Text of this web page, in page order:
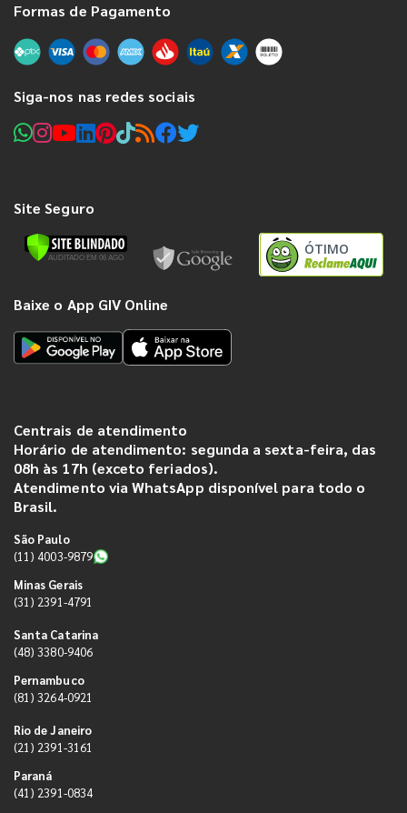
Formas de Pagamento
Siga-nos nas redes sociais
Site Seguro
ÓTIMO
Baixe o App GIV Online
Centrais de atendimento
Horário de atendimento: segunda a sexta-feira, das
08h às 17h (exceto feriados).
Atendimento via WhatsApp disponível para todo o
Brasil.
São Paulo
(11) 4003-9879
Minas Gerais
(31) 2391-4791
Santa Catarina
(48) 3380-9406
Pernambuco
(81) 3264-0921
Rio de Janeiro
(21) 2391-3161
Paraná
(41) 2391-0834